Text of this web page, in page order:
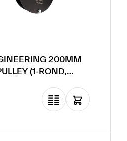
200MM
(1-ROND,